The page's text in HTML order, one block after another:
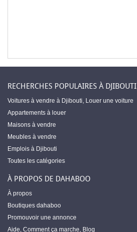
RECHERCHES POPULAIRES À DJIBOUTI
Voitures à vendre à Djibouti, Louer une voiture
Appartements à louer
Maisons à vendre
Meubles à vendre
Emplois à Djibouti
Toutes les catégories
À PROPOS DE DAHABOO
À propos
Boutiques dahaboo
Promouvoir une annonce
Aide, Comment ça marche, Blog